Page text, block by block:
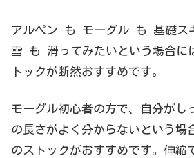
アルペン も モーグル も 基礎
雪 も 滑ってみたいという場合に
トックが断然おすすめです。
モーグル初心者の方で、自分がし
の長さがよく分からないという場
のストックがおすすめです。伸縮